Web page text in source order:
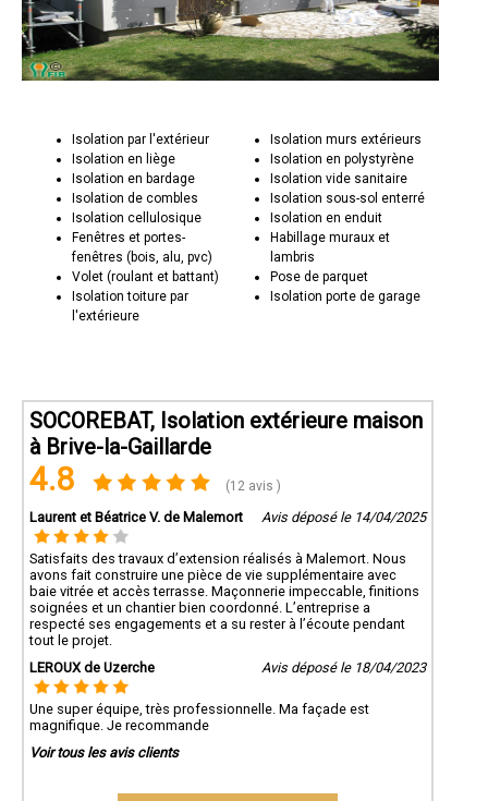
Isolation par l'extérieur
Isolation en liège
Isolation en bardage
Isolation de combles
Isolation cellulosique
Fenêtres et portes-
fenêtres (bois, alu, pvc)
Volet (roulant et battant)
Isolation toiture par
l'extérieure
Isolation murs extérieurs
Isolation en polystyrène
Isolation vide sanitaire
Isolation sous-sol enterré
Isolation en enduit
Habillage muraux et
lambris
Pose de parquet
Isolation porte de garage
SOCOREBAT, Isolation extérieure maison
à Brive-la-Gaillarde
4.8 (12 avis )
Laurent et Béatrice V. de Malemort Avis déposé le 14/04/2025
Satisfaits des travaux d’extension réalisés à Malemort. Nous
avons fait construire une pièce de vie supplémentaire avec
baie vitrée et accès terrasse. Maçonnerie impeccable, finitions
soignées et un chantier bien coordonné. L’entreprise a
respecté ses engagements et a su rester à l’écoute pendant
tout le projet.
LEROUX de Uzerche
Avis déposé le 18/04/2023
Une super équipe, très professionnelle. Ma façade est
magnifique. Je recommande
Voir tous les avis clients